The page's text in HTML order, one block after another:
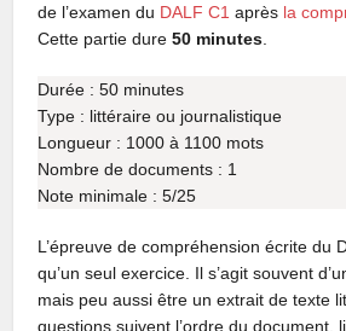
de l’examen du DALF C1 après la
Cette partie dure50 minutes
Durée : 50 minutes
Type : littéraire ou journalistique
Longueur : 1000 à 1100 mots
Nombre de documents : 1
Note minimale : 5/25
L’épreuve de compréhension écrite du
qu’un seul exercice. Il s’agit souvent
mais peu aussi être un extrait de texte
questions suivent l’ordre du document,